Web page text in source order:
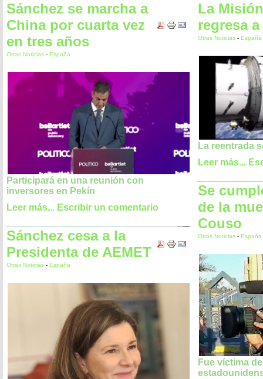
Sánchez se marcha a
China por cuarta vez
en tres años
Otras Noticias - España
Participará en una reunión con
inversores en Pekín
Leer más... Escribir un comentario
Sánchez cesa a la
Presidenta de AEMET
Otras Noticias - España
La
regresa
Otras Noticias - España
La reentrada
Leer más...
Se
de la
Couso
Otras Noticias - España
Fue víctima